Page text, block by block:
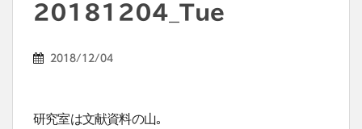
20181204_Tue
2018/12/04
研究室は文献資料の山｡